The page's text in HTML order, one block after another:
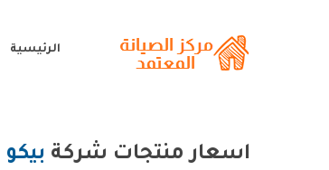
الرئيسية
اسعار منتجات شركة بيكو